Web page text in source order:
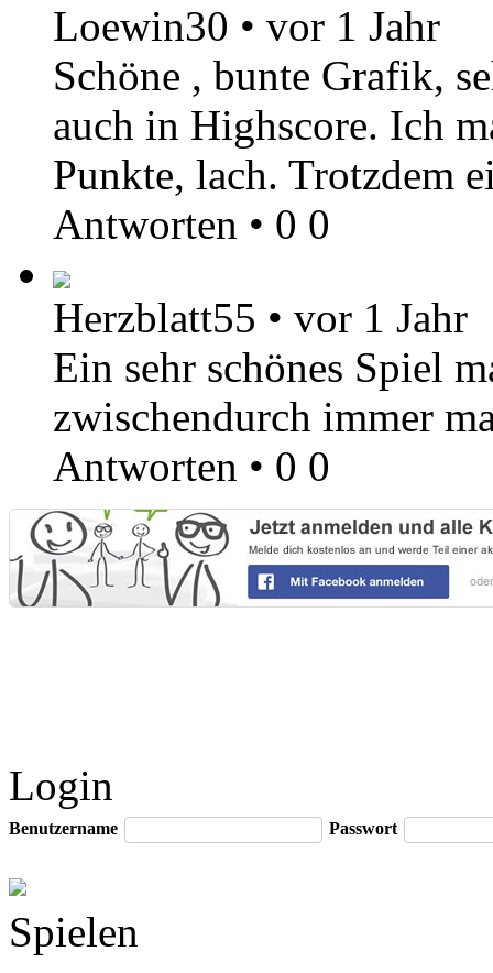
Loewin30 • vor 1 Jahr
Schöne , bunte Grafik,
auch in Highscore. Ich
Punkte, lach. Trotzdem
Antworten • 0 0
Herzblatt55 • vor 1 Jahr
Ein sehr schönes Spiel
zwischendurch immer
Antworten • 0 0
Login
Benutzername Passwort
Spielen